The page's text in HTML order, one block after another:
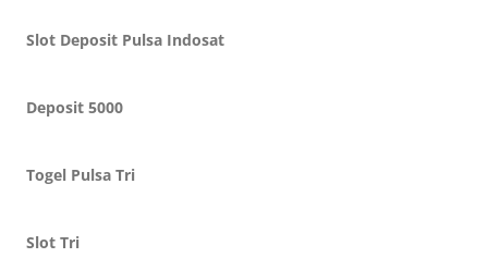
Slot Deposit Pulsa Indosat
Deposit 5000
Togel Pulsa Tri
Slot Tri